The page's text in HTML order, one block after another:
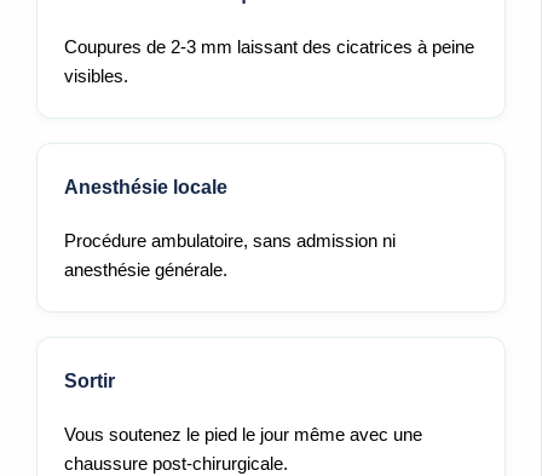
Coupures de 2-3 mm laissant des cicatrices à peine
visibles.
Anesthésie locale
Procédure ambulatoire, sans admission ni
anesthésie générale.
Sortir
Vous soutenez le pied le jour même avec une
chaussure post-chirurgicale.